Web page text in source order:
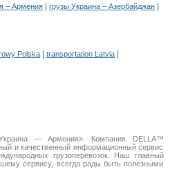
– Армения грузы Украина – Азербайджан
Polska transportation Latvia
Украина — Армения». Компания DELLA™
и качественный информационный сервис
грузоперевозок. Наш главный
сервису, всегда рады быть полезными